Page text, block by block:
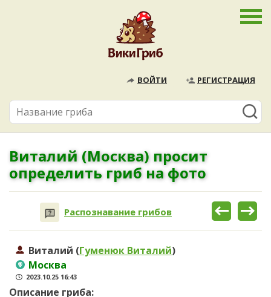
ВОЙТИ РЕГИСТРАЦИЯ
Виталий (Москва) просит
определить гриб на фото
Распознавание грибов
Виталий (Гуменюк Виталий)
Москва
2023.10.25 16:43
Описание гриба: